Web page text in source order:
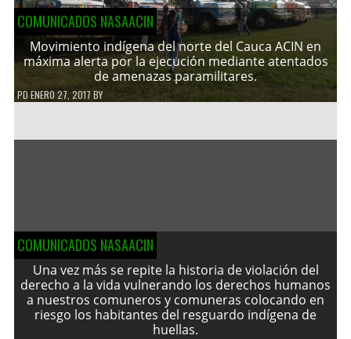
COMUNICADOS NASAACIN
Movimiento indígena del norte del Cauca ACIN en
máxima alerta por la ejecución mediante atentados
de amenazas paramilitares.
PDENERO 27, 2017 BY
COMUNICADOS NASAACIN
Una vez más se repite la historia de violación del
derecho a la vida vulnerando los derechos humanos
a nuestros comuneros y comuneras colocando en
riesgo los habitantes del resguardo indígena de
huellas.